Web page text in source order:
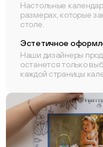
Настольные
размерах, которые
столе.
Эстетичное
Наши дизайнеры
останется только
каждой страницы